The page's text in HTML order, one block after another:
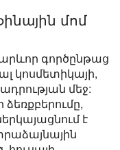
մոմ
գործընթաց
կոսմետիկայի,
մեջ:
է